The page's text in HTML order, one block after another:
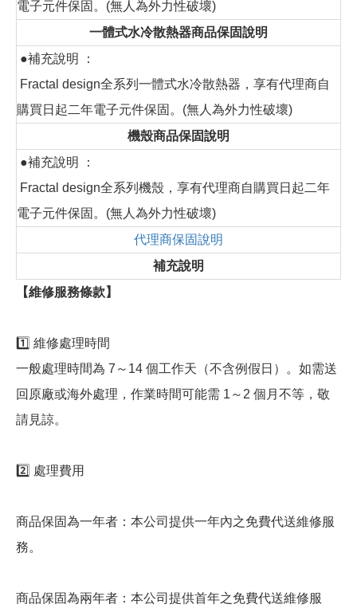
電子元件保固。(無人為外力性破壞)
一體式水冷散熱器商品保固說明
●補充說明 ：
Fractal design全系列一體式水冷散熱器，享有代理商自
購買日起二年電子元件保固。(無人為外力性破壞)
機殼商品保固說明
●補充說明 ：
Fractal design全系列機殼，享有代理商自購買日起二年
電子元件保固。(無人為外力性破壞)
代理商保固說明
補充說明
【維修服務條款】
1️⃣ 維修處理時間
一般處理時間為 7～14 個工作天（不含例假日）。如需送
回原廠或海外處理，作業時間可能需 1～2 個月不等，敬
請見諒。
2️⃣ 處理費用
商品保固為一年者：本公司提供一年內之免費代送維修服
務。
商品保固為兩年者：本公司提供首年之免費代送維修服